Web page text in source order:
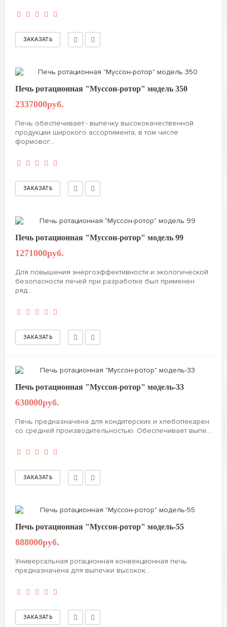
Печь ротационная "Муссон-ротор" модель 350
2337000руб.
Печь обеспечивает:- выпечку высококачественной
продукции широкого ассортимента, в том числе
формовог...
Печь ротационная "Муссон-ротор" модель 99
1271000руб.
Для повышения энергоэффективности и экологической
безопасности печей при разработке был применен
ряд...
Печь ротационная "Муссон-ротор" модель-33
630000руб.
Печь предназначена для кондитерских и хлебопекарен
со средней производительностью. Обеспечивает выпе...
Печь ротационная "Муссон-ротор" модель-55
888000руб.
Универсальная ротационная конвекционная печь
предназначена для выпечки высокок...